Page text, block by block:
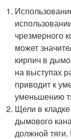
чрезмерного
может
кирпич в
на выступах
приводит к
уменьшению
Щели в
дымового
должной